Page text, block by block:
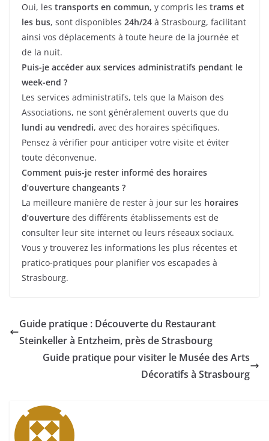
Oui, les transports en commun, y compris les trams et
les bus, sont disponibles 24h/24 à Strasbourg, facilitant
ainsi vos déplacements à toute heure de la journée et
de la nuit.
Puis-je accéder aux services administratifs pendant le
week-end ?
Les services administratifs, tels que la Maison des
Associations, ne sont généralement ouverts que du
lundi au vendredi, avec des horaires spécifiques.
Pensez à vérifier pour anticiper votre visite et éviter
toute déconvenue.
Comment puis-je rester informé des horaires
d’ouverture changeants ?
La meilleure manière de rester à jour sur les horaires
d’ouverture des différents établissements est de
consulter leur site internet ou leurs réseaux sociaux.
Vous y trouverez les informations les plus récentes et
pratico-pratiques pour planifier vos escapades à
Strasbourg.
Guide pratique : Découverte du Restaurant
Steinkeller à Entzheim, près de Strasbourg
Guide pratique pour visiter le Musée des Arts
Décoratifs à Strasbourg